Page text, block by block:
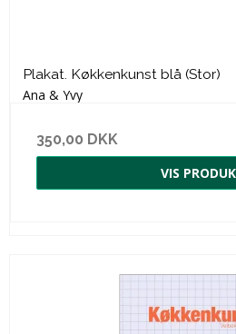
Plakat. Køkkenkunst blå (Stor)
Ana & Yvy
350,00 DKK
VIS